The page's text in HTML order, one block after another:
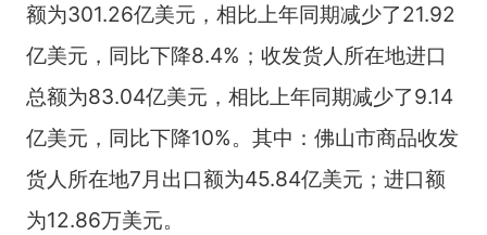
额为301.26亿美元，相比上年同期减少了21.92
亿美元，同比下降8.4%；收发货人所在地进口
总额为83.04亿美元，相比上年同期减少了9.14
亿美元，同比下降10%。其中：佛山市商品收发
货人所在地7月出口额为45.84亿美元；进口额
为12.86万美元。